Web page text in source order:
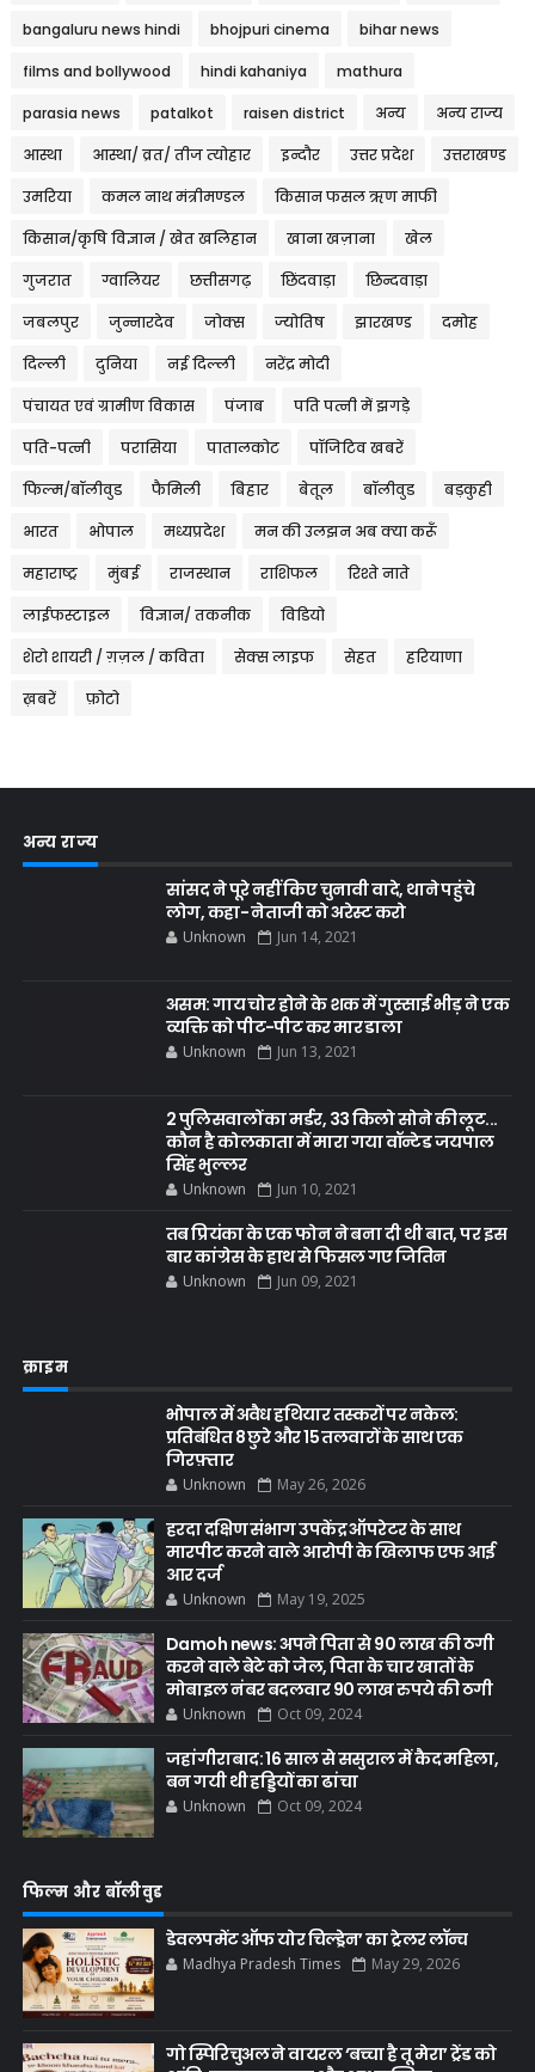
bangaluru news hindi bhojpuri cinema bihar news
films and bollywood hindi kahaniya mathura
parasia news patalkot raisen district अन्य अन्य राज्य
आस्था आस्था/ व्रत/ तीज त्‍योहार इन्दौर उत्तर प्रदेश उत्तराखण्ड
उमरिया कमल नाथ मंत्रीमण्डल किसान फसल ऋण माफी
किसान/कृषि विज्ञान / खेत खलिहान खाना खज़ाना खेल
गुजरात ग्वालियर छत्तीसगढ़ छिंदवाड़ा छिन्दवाड़ा
जबलपुर जुन्नारदेव जोक्स ज्योतिष झारखण्ड दमोह
दिल्ली दुनिया नई दिल्ली नरेंद्र मोदी
पंचायत एवं ग्रामीण विकास पंजाब पति पत्नी में झगड़े
पति-पत्नी परासिया पातालकोट पॉजिटिव खबरें
फिल्म/बॉलीवुड फैमिली बिहार बेतूल बॉलीवुड बड़कुही
भारत भोपाल मध्यप्रदेश मन की उलझन अब क्या करूँ
महाराष्ट्र मुंबई राजस्थान राशिफल रिश्ते नाते
लाईफस्टाइल विज्ञान/ तकनीक विडियो
शेरो शायरी / ग़ज़ल / कविता सेक्स लाइफ सेहत हरियाणा
ख़बरें फ़ोटो
अन्य राज्य
सांसद ने पूरे नहीं किए चुनावी वादे, थाने पहुंचे
लोग, कहा- नेताजी को अरेस्ट करो
Unknown Jun 14, 2021
असम: गाय चोर होने के शक में गुस्साई भीड़ ने एक
व्यक्ति को पीट-पीट कर मार डाला
Unknown Jun 13, 2021
2 पुलिसवालों का मर्डर, 33 किलो सोने की लूट...
कौन है कोलकाता में मारा गया वॉन्टेड जयपाल
सिंह भुल्लर
Unknown Jun 10, 2021
तब प्रियंका के एक फोन ने बना दी थी बात, पर इस
बार कांग्रेस के हाथ से फिसल गए जितिन
Unknown Jun 09, 2021
क्राइम
भोपाल में अवैध हथियार तस्करों पर नकेल:
प्रतिबंधित 8 छुरे और 15 तलवारों के साथ एक
गिरफ़्तार
Unknown May 26, 2026
हरदा दक्षिण संभाग उपकेंद्र ऑपरेटर के साथ
मारपीट करने वाले आरोपी के खिलाफ एफ आई
आर दर्ज
Unknown May 19, 2025
Damoh news: अपने पिता से 90 लाख की ठगी
करने वाले बेटे को जेल, पिता के चार खातों के
मोबाइल नंबर बदलवार 90 लाख रुपये की ठगी
Unknown Oct 09, 2024
जहांगीराबाद: 16 साल से ससुराल में कैद महिला,
बन गयी थी हड्डियों का ढांचा
Unknown Oct 09, 2024
फिल्म और बॉलीवुड
डेवलपमेंट ऑफ योर चिल्ड्रेन’ का ट्रेलर लॉन्च
Madhya Pradesh Times May 29, 2026
गो स्पिरिचुअल ने वायरल ‘बच्चा है तू मेरा’ ट्रेंड को